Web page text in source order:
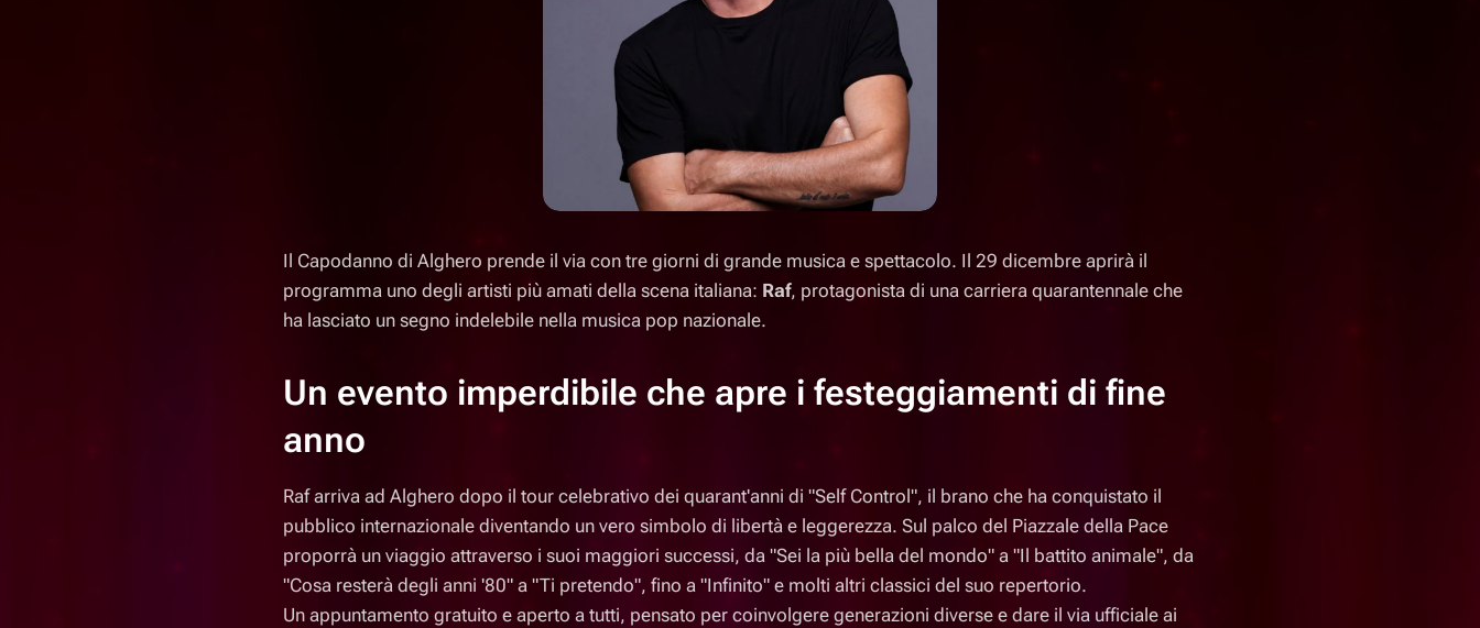
Il Capodanno di Alghero prende il via con tre giorni di grande musica e spettacolo. Il 29 dicembre aprirà il
programma uno degli artisti più amati della scena italiana: Raf, protagonista di una carriera quarantennale che
ha lasciato un segno indelebile nella musica pop nazionale.
Un evento imperdibile che apre i festeggiamenti di fine
anno
Raf arriva ad Alghero dopo il tour celebrativo dei quarant'anni di "Self Control", il brano che ha conquistato il
pubblico internazionale diventando un vero simbolo di libertà e leggerezza. Sul palco del Piazzale della Pace
proporrà un viaggio attraverso i suoi maggiori successi, da "Sei la più bella del mondo" a "Il battito animale", da
"Cosa resterà degli anni '80" a "Ti pretendo", fino a "Infinito" e molti altri classici del suo repertorio.
Un appuntamento gratuito e aperto a tutti, pensato per coinvolgere generazioni diverse e dare il via ufficiale ai